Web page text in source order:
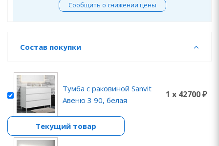
Сообщить о снижении цены
Состав покупки
Тумба с раковиной Sanvit
Авеню 3 90, белая
1 x 42700 ₽
Текущий товар